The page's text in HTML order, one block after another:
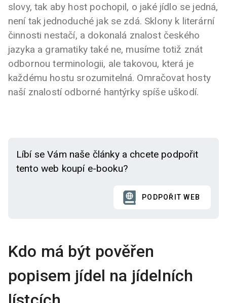
slovy, tak aby host pochopil, o jaké jídlo se jedná,
není tak jednoduché jak se zdá. Sklony k literární
činnosti nestačí, a dokonalá znalost českého
jazyka a gramatiky také ne, musíme totiž znát
odbornou terminologii, ale takovou, která je
každému hostu srozumitelná. Omračovat hosty
naší znalostí odborné hantýrky spíše uškodí.
Líbí se Vám naše články a chcete podpořit
tento web koupí e-booku?
PODPOŘIT WEB
Kdo má být pověřen
popisem jídel na jídelních